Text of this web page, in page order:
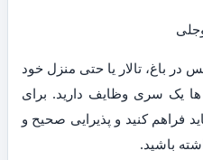
در باغ، تالار یا حتی منزل خود
یک سری وظایف دارید. برای
فراهم کنید و پذیرایی صحیح و
باشید.